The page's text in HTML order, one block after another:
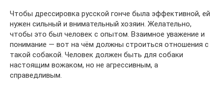
Чтобы дрессировка русской гонче была эффективной, ей
нужен сильный и внимательный хозяин. Желательно,
чтобы это был человек с опытом. Взаимное уважение и
понимание — вот на чём должны строиться отношения с
такой собакой. Человек должен быть для собаки
настоящим вожаком, но не агрессивным, а
справедливым.